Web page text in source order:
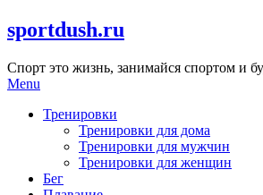
Skip
to
sportdush.ru
Спорт это жизнь, занимайся спортом и
Menu
Тренировки
Тренировки для дома
Тренировки для мужчин
Тренировки для женщин
Бег